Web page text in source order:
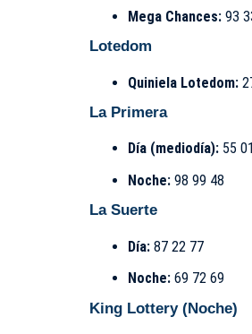
Mega Chances:93
Lotedom
Quiniela Lotedom:
La Primera
Día (mediodía):55
Noche:98 99 48
La Suerte
Día:87 22 77
Noche:69 72 69
King Lottery (Noche)